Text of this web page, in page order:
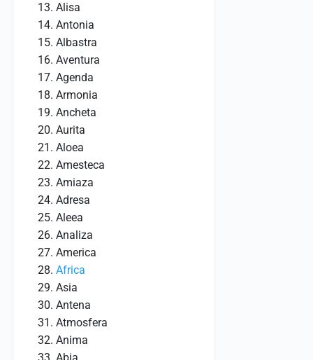
Alisa
Antonia
Albastra
Aventura
Agenda
Armonia
Ancheta
Aurita
Aloea
Amesteca
Amiaza
Adresa
Aleea
Analiza
America
Africa
Asia
Antena
Atmosfera
Anima